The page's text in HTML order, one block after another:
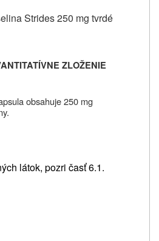
Strides 250 mg tvrdé
ZLOŽENIE
obsahuje 250 mg
látok, pozri časť 6.1.